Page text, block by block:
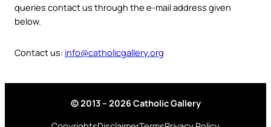
queries contact us through the e-mail address given
below.
Contact us: info@catholicgallery.org
© 2013 – 2026 Catholic Gallery